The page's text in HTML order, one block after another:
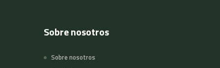
Sobre nosotros
Sobre nosotros